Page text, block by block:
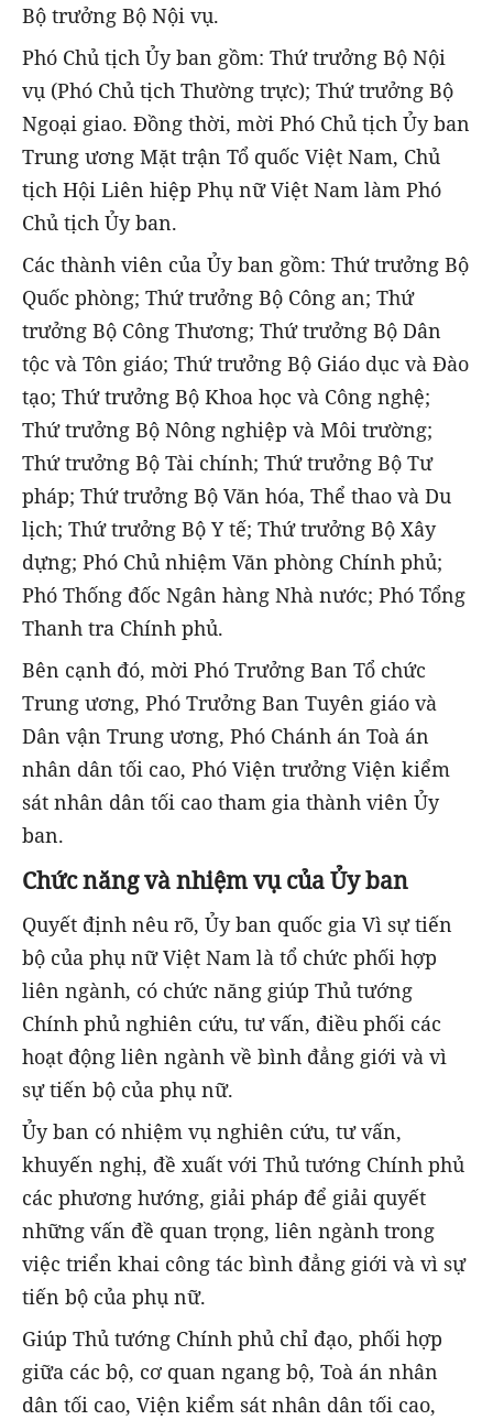
Bộ trưởng Bộ Nội vụ.
Phó Chủ tịch Ủy ban gồm: Thứ trưởng Bộ Nội
vụ (Phó Chủ tịch Thường trực); Thứ trưởng Bộ
Ngoại giao. Đồng thời, mời Phó Chủ tịch Ủy ban
Trung ương Mặt trận Tổ quốc Việt Nam, Chủ
tịch Hội Liên hiệp Phụ nữ Việt Nam làm Phó
Chủ tịch Ủy ban.
Các thành viên của Ủy ban gồm: Thứ trưởng Bộ
Quốc phòng; Thứ trưởng Bộ Công an; Thứ
trưởng Bộ Công Thương; Thứ trưởng Bộ Dân
tộc và Tôn giáo; Thứ trưởng Bộ Giáo dục và Đào
tạo; Thứ trưởng Bộ Khoa học và Công nghệ;
Thứ trưởng Bộ Nông nghiệp và Môi trường;
Thứ trưởng Bộ Tài chính; Thứ trưởng Bộ Tư
pháp; Thứ trưởng Bộ Văn hóa, Thể thao và Du
lịch; Thứ trưởng Bộ Y tế; Thứ trưởng Bộ Xây
dựng; Phó Chủ nhiệm Văn phòng Chính phủ;
Phó Thống đốc Ngân hàng Nhà nước; Phó Tổng
Thanh tra Chính phủ.
Bên cạnh đó, mời Phó Trưởng Ban Tổ chức
Trung ương, Phó Trưởng Ban Tuyên giáo và
Dân vận Trung ương, Phó Chánh án Toà án
nhân dân tối cao, Phó Viện trưởng Viện kiểm
sát nhân dân tối cao tham gia thành viên Ủy
ban.
Chức năng và nhiệm vụ của Ủy ban
Quyết định nêu rõ, Ủy ban quốc gia Vì sự tiến
bộ của phụ nữ Việt Nam là tổ chức phối hợp
liên ngành, có chức năng giúp Thủ tướng
Chính phủ nghiên cứu, tư vấn, điều phối các
hoạt động liên ngành về bình đẳng giới và vì
sự tiến bộ của phụ nữ.
Ủy ban có nhiệm vụ nghiên cứu, tư vấn,
khuyến nghị, đề xuất với Thủ tướng Chính phủ
các phương hướng, giải pháp để giải quyết
những vấn đề quan trọng, liên ngành trong
việc triển khai công tác bình đẳng giới và vì sự
tiến bộ của phụ nữ.
Giúp Thủ tướng Chính phủ chỉ đạo, phối hợp
giữa các bộ, cơ quan ngang bộ, Toà án nhân
dân tối cao, Viện kiểm sát nhân dân tối cao,